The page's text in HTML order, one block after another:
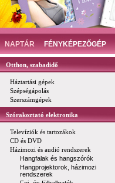
NAPTÁR FÉNYKÉPEZŐGÉP
Otthon, szabadidő
Háztartási gépek
Szépségápolás
Szerszámgépek
Szórakoztató elektronika
Televíziók és tartozákok
CD és DVD
Házimozi és audió rendszerek
Hangfalak és hangszórók
Hangprojektorok, házimozi
rendszerek